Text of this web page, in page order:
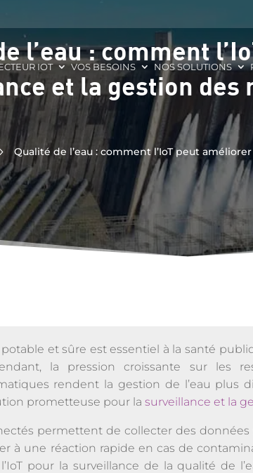
IOT VOS BESOINS NOS SOLUTIONS
l’eau : comment
et la gestion des
Qualité de l’eau : comment l’IoT peut
potable et sûre est essentiel à la santé
la pression croissante sur les
rendent la gestion de l’eau plus
prometteuse pour la surveillance et la
permettent de collecter des
à une réaction rapide en cas de
pour la surveillance de la qualité de